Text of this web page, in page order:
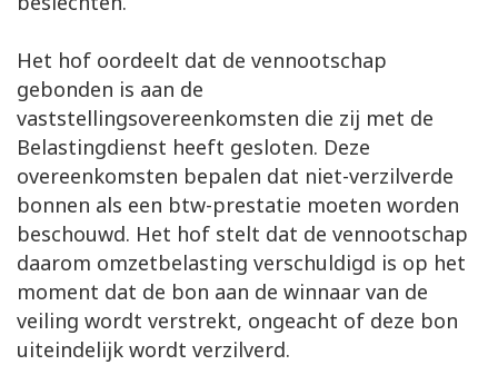
Het hof oordeelt dat de vennootschap
gebonden is aan de
vaststellingsovereenkomsten die zij met de
Belastingdienst heeft gesloten. Deze
overeenkomsten bepalen dat niet-verzilverde
bonnen als een btw-prestatie moeten worden
beschouwd. Het hof stelt dat de vennootschap
daarom omzetbelasting verschuldigd is op het
moment dat de bon aan de winnaar van de
veiling wordt verstrekt, ongeacht of deze bon
uiteindelijk wordt verzilverd.